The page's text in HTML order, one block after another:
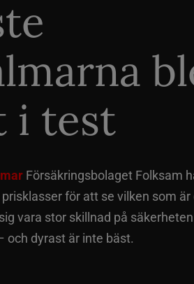
i test
Försäkringsbolaget Folksam
för att se vilken som är
vara stor skillnad på
och dyrast är inte bäst.